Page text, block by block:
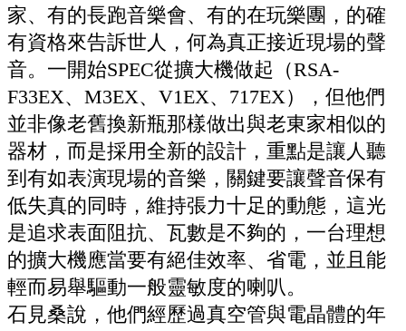
家、有的長跑音樂會、有的在玩樂團，的確
有資格來告訴世人，何為真正接近現場的聲
音。一開始SPEC從擴大機做起（RSA-
F33EX、M3EX、V1EX、717EX），但他們
並非像老舊換新瓶那樣做出與老東家相似的
器材，而是採用全新的設計，重點是讓人聽
到有如表演現場的音樂，關鍵要讓聲音保有
低失真的同時，維持張力十足的動態，這光
是追求表面阻抗、瓦數是不夠的，一台理想
的擴大機應當要有絕佳效率、省電，並且能
輕而易舉驅動一般靈敏度的喇叭。
石見桑說，他們經歷過真空管與電晶體的年